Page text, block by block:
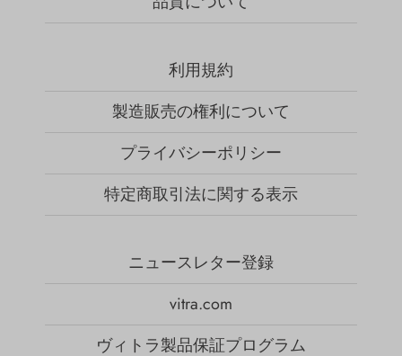
利用規約
製造販売の権利について
プライバシーポリシー
特定商取引法に関する表示
ニュースレター登録
vitra.com
ヴィトラ製品保証プログラム